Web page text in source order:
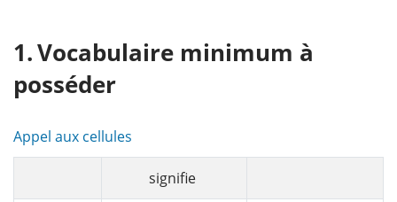
Vocabulaire minimum à
posséder
Appel aux cellules
signifie